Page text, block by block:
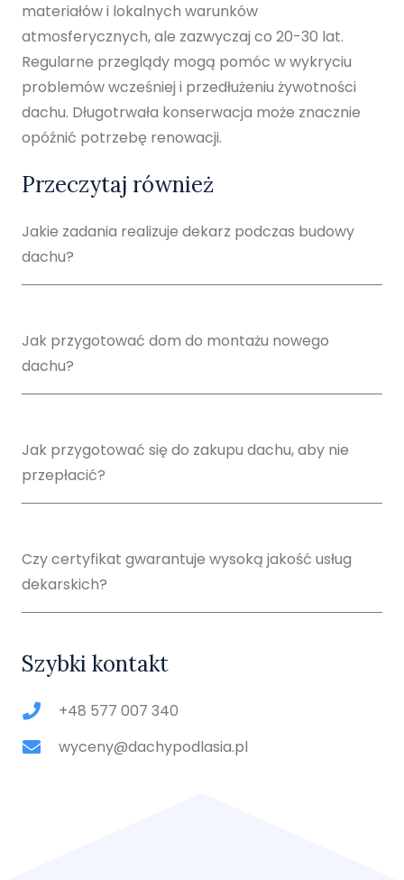
materiałów i lokalnych warunków
atmosferycznych, ale zazwyczaj co 20-30 lat.
Regularne przeglądy mogą pomóc w wykryciu
problemów wcześniej i przedłużeniu żywotności
dachu. Długotrwała konserwacja może znacznie
opóźnić potrzebę renowacji.
Przeczytaj również
Jakie zadania realizuje dekarz podczas budowy
dachu?
Jak przygotować dom do montażu nowego
dachu?
Jak przygotować się do zakupu dachu, aby nie
przepłacić?
Czy certyfikat gwarantuje wysoką jakość usług
dekarskich?
Szybki kontakt
+48 577 007 340
wyceny@dachypodlasia.pl